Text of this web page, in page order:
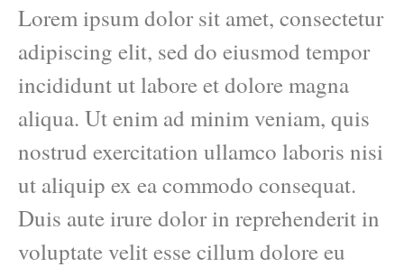
Lorem ipsum dolor sit amet, consectetur
adipiscing elit, sed do eiusmod tempor
incididunt ut labore et dolore magna
aliqua. Ut enim ad minim veniam, quis
nostrud exercitation ullamco laboris nisi
ut aliquip ex ea commodo consequat.
Duis aute irure dolor in reprehenderit in
voluptate velit esse cillum dolore eu